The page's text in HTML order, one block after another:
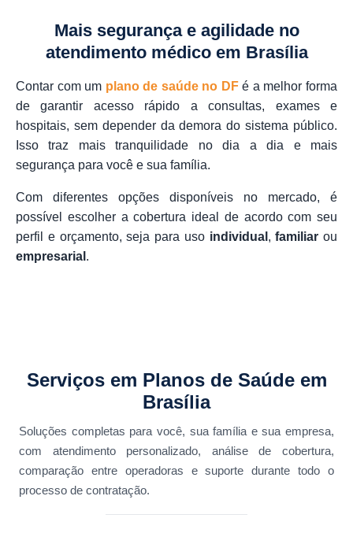
Mais segurança e agilidade no
atendimento médico em Brasília
Contar com um plano de saúde no DFé a melhor forma
de garantir acesso rápido a consultas, exames e
hospitais, sem depender da demora do sistema público.
Isso traz mais tranquilidade no dia a dia e mais
segurança para você e sua família.
Com diferentes opções disponíveis no mercado, é
possível escolher a cobertura ideal de acordo com seu
perfil e orçamento, seja para uso individual ,familiar ou
empresarial .
Serviços em Planos de Saúde em
Brasília
Soluções completas para você, sua família e sua empresa,
com atendimento personalizado, análise de cobertura,
comparação entre operadoras e suporte durante todo o
processo de contratação.